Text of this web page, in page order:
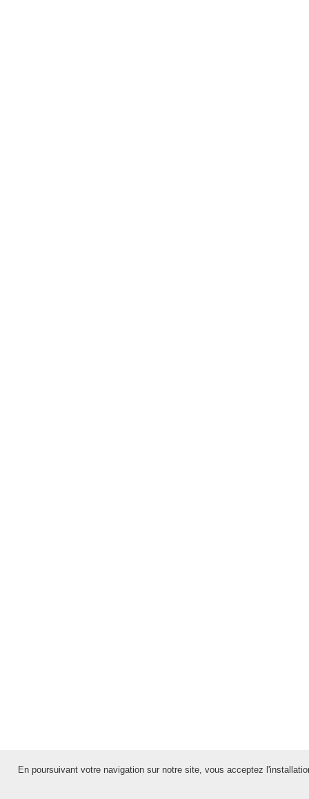
En poursuivant votre navigation sur notre site, vous acceptez